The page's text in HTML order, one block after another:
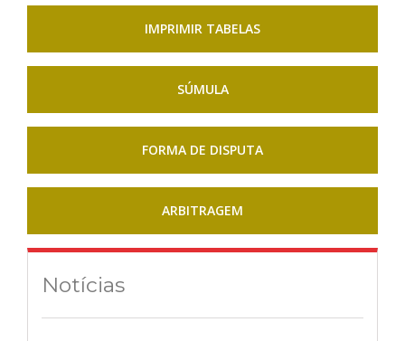
IMPRIMIR TABELAS
SÚMULA
FORMA DE DISPUTA
ARBITRAGEM
Notícias